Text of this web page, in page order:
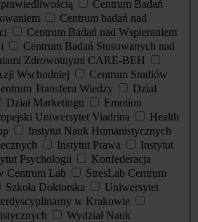
Centrum Badań
Centrum badań nad
Centrum Badań nad Wspieraniem
Centrum Badań Stosowanych nad
Zdrowotnymi CARE-BEH
Wschodniej
Centrum Studiów
Transferu Wiedzy
Dział
Dział Marketingu
Emotion
Uniwersytet Viadrina
Health
Instytut Nauk Humanistycznych
Instytut Prawa
Instytut
Psychologii
Konfederacja
Centrum Lab
StresLab Centrum
Szkoła Doktorska
Uniwersytet
w Krakowie
Wydział Nauk